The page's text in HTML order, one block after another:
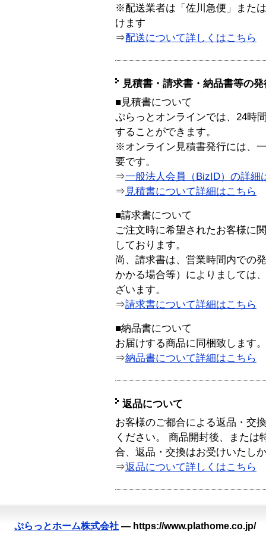
※配送業者は「佐川急便」また
けます
⇒配送について詳しくはこちら
見積書・請求書・納品書等の
■見積書について
ぷらっとオンラインでは、24時
することができます。
※オンライン見積書発行には、
要です。
⇒一般法人会員（BizID）の詳細
⇒ 見積書について詳細はこちら
■請求書について
ご注文時に希望されたお客様に
しております。
尚、請求書は、営業時間内での
かかる場合等）によりましては
ざいます。
⇒請求書について詳細はこちら
■納品書について
お届けする商品に同梱致します。
⇒納品書について詳細はこちら
返品について
お客様のご都合による返品・交
ください。 商品開封後、または
合、返品・交換はお受けいたし
⇒返品について詳しくはこちら
ぷらっとホーム株式会社 — https://www.plathome.co.jp/